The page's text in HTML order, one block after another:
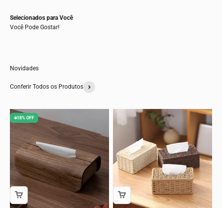
Selecionados para Você
Você Pode Gostar!
Novidades
Conferir Todos os Produtos
🡻18% OFF